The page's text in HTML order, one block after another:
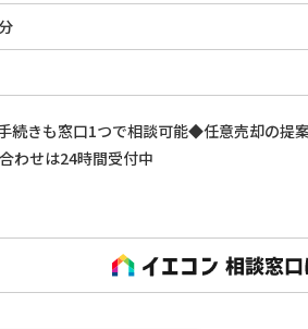
きも窓口1つで相談可能◆任意売却の提
わせは24時間受付中